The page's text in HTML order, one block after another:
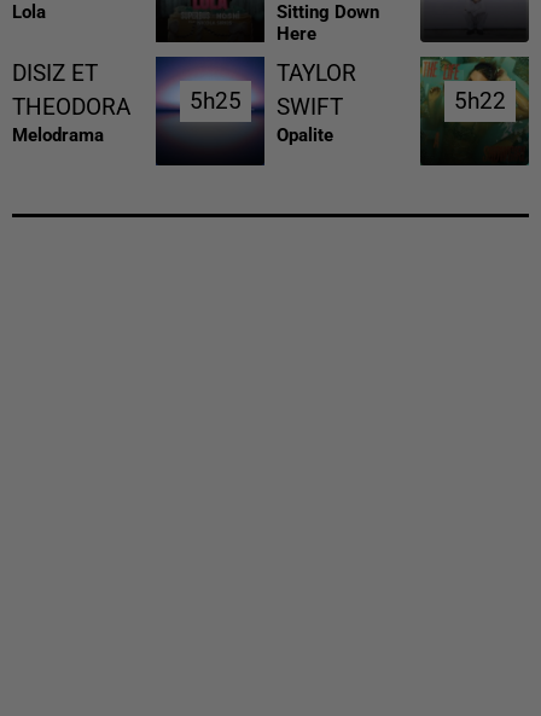
Lola
Sitting Down
Here
DISIZ ET
THEODORA
Melodrama
5h25
5h25
TAYLOR
SWIFT
Opalite
5h22
5h22